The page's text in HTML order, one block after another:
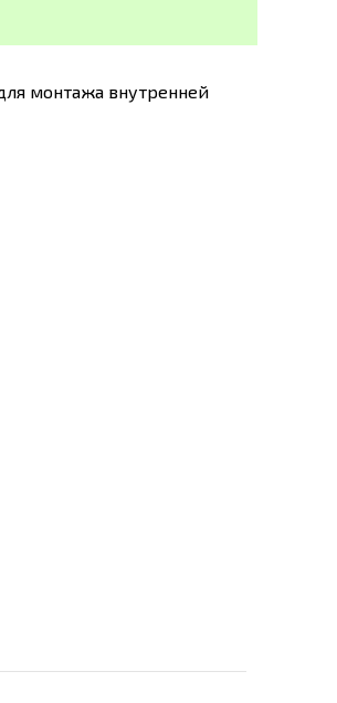
монтажа внутренней